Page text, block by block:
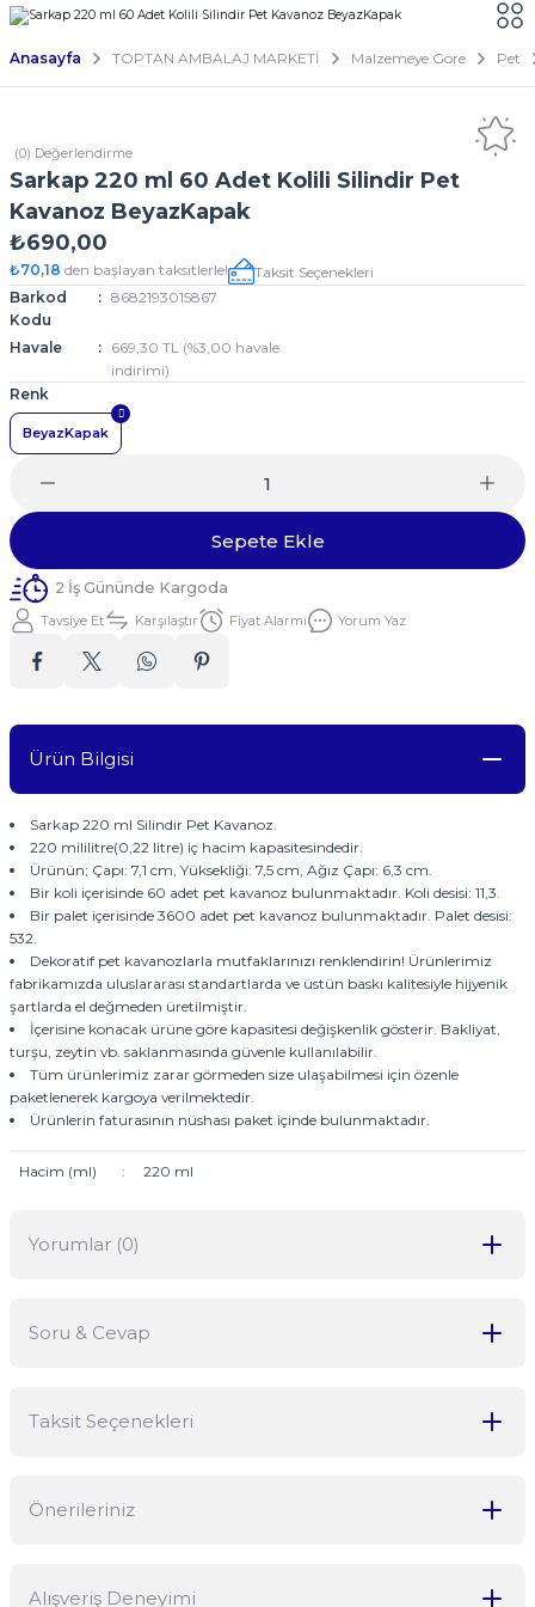
Anasayfa TOPTAN AMBALAJ MARKETİ Malzemeye Göre Pet
(0) Değerlendirme
Sarkap 220 ml 60 Adet Kolili Silindir Pet
Kavanoz BeyazKapak
₺690,00
₺70,18 den başlayan taksitlerle!
Taksit Seçenekleri
Barkod
Kodu
8682193015867
Havale
669,30 TL (%3,00 havale
indirimi)
Renk
BeyazKapak
Sepete Ekle
2 İş Gününde Kargoda
Tavsiye Et Karşılaştır Fiyat Alarmı Yorum Yaz
Ürün Bilgisi
Sarkap 220 ml Silindir Pet Kavanoz.
220 mililitre(0,22 litre) iç hacim kapasitesindedir.
Ürünün; Çapı: 7,1 cm, Yüksekliği: 7,5 cm, Ağız Çapı: 6,3 cm.
Bir koli içerisinde 60 adet pet kavanoz bulunmaktadır. Koli desisi: 11,3.
Bir palet içerisinde 3600 adet pet kavanoz bulunmaktadır. Palet desisi:
532.
Dekoratif pet kavanozlarla mutfaklarınızı renklendirin! Ürünlerimiz
fabrikamızda uluslararası standartlarda ve üstün baskı kalitesiyle hijyenik
şartlarda el değmeden üretilmiştir.
İçerisine konacak ürüne göre kapasitesi değişkenlik gösterir. Bakliyat,
turşu, zeytin vb. saklanmasında güvenle kullanılabilir.
Tüm ürünlerimiz zarar görmeden size ulaşabilmesi için özenle
paketlenerek kargoya verilmektedir.
Ürünlerin faturasının nüshası paket içinde bulunmaktadır.
Hacim (ml) : 220 ml
Yorumlar (0)
Soru & Cevap
Taksit Seçenekleri
Önerileriniz
konularda yetersiz gördüğünüz noktaları öneri formunu kullanarak
Alışveriş Deneyimi